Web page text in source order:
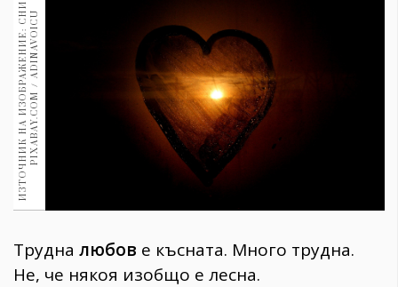
30+
Гурме
Пътувай
237
Здраве
Gentlemen
382
И
З
Т
О
Ч
Н
И
К
Н
А
И
З
О
Б
Р
А
Ж
Е
Н
И
Е
:
СН
И
М
К
А
:
P
I
X
A
B
A
Y
.
C
O
M
/
A
D
I
N
A
V
O
I
CU
Трудна любов е късната. Много трудна.
Не, че някоя изобщо е лесна.